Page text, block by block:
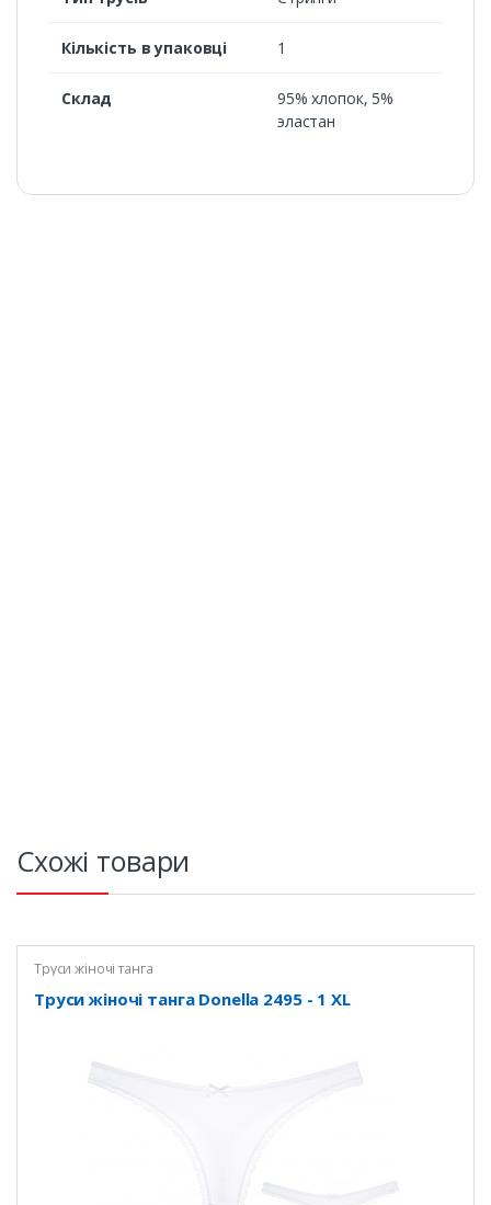
Кількість в упаковці 1
Склад
95% хлопок, 5%
эластан
Схожі товари
Труси жіночі танга
Труси жіночі танга Donella 2495 - 1 XL